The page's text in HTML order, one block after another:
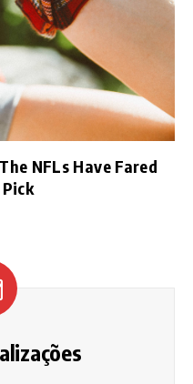
NFLs Have Fared